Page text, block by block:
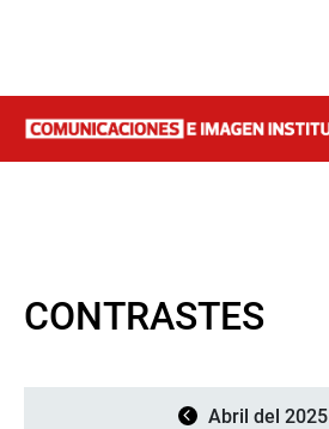
CONTRASTES
Abril del 2025